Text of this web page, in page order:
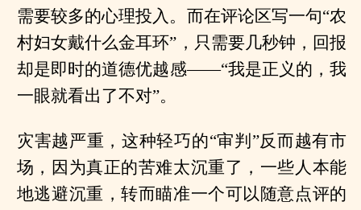
需要较多的心理投入。而在评论区写一句“农
村妇女戴什么金耳环”，只需要几秒钟，回报
却是即时的道德优越感——“我是正义的，我
一眼就看出了不对”。
灾害越严重，这种轻巧的“审判”反而越有市
场，因为真正的苦难太沉重了，一些人本能
地逃避沉重，转而瞄准一个可以随意点评的